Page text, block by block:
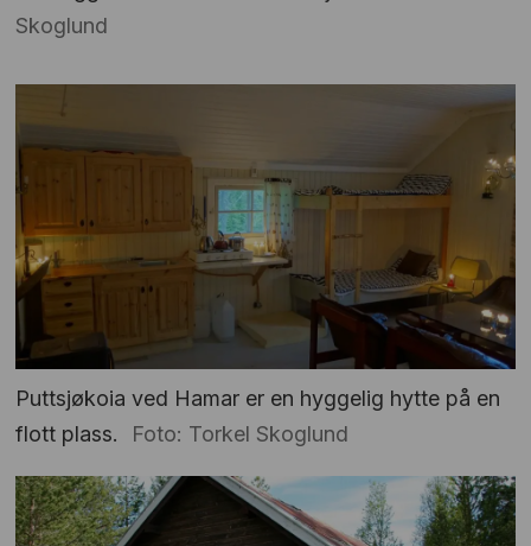
Skoglund
Puttsjøkoia ved Hamar er en hyggelig hytte på en
flott plass.
Foto: Torkel Skoglund